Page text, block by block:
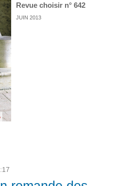
Revue choisir n° 642
JUIN 2013